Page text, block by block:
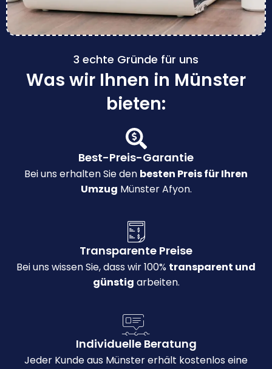
3 echte Gründe für uns
Was wir Ihnen in Münster
bieten:
Best-Preis-Garantie
Bei uns erhalten Sie den besten Preis für Ihren
Umzug Münster Afyon.
Transparente Preise
Bei uns wissen Sie, dass wir 100% transparent und
günstig arbeiten.
Individuelle Beratung
Jeder Kunde aus Münster erhält kostenlos eine